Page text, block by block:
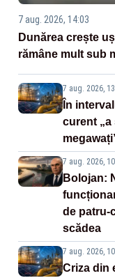
7 aug. 2026, 14:03
Dunărea crește
rămâne mult sub
7 aug. 2026,
În
curent „a
7 aug. 2026,
Bolojan:
de patru-
scădea
7 aug. 2026,
Criza din